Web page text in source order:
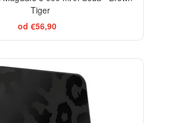
Tiger
od €56,90